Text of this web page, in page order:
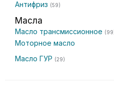
Антифриз (59)
Масла
Масло трансмиссионное
Моторное масло
Масло ГУР (29)